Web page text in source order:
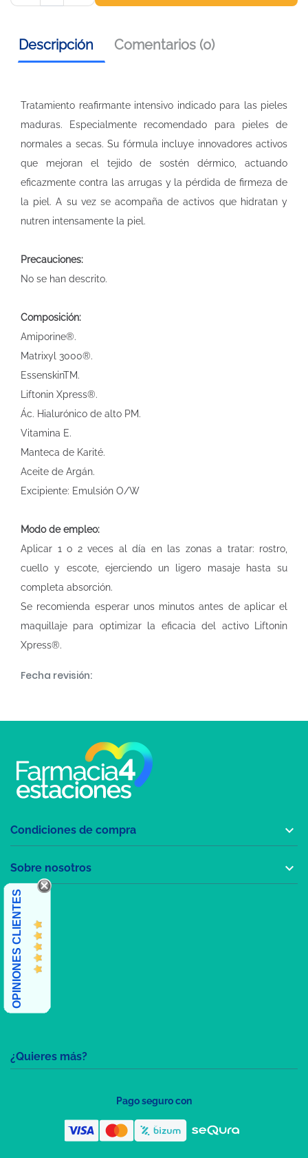
Descripción Comentarios (0)
Tratamiento reafirmante intensivo indicado para las pieles
maduras. Especialmente recomendado para pieles de
normales a secas. Su fórmula incluye innovadores activos
que mejoran el tejido de sostén dérmico, actuando
eficazmente contra las arrugas y la pérdida de firmeza de
la piel. A su vez se acompaña de activos que hidratan y
nutren intensamente la piel.
Precauciones:
No se han descrito.
Composición:
Amiporine®.
Matrixyl 3000®.
EssenskinTM.
Liftonin Xpress®.
Ác. Hialurónico de alto PM.
Vitamina E.
Manteca de Karité.
Aceite de Argán.
Excipiente: Emulsión O/W
Modo de empleo:
Aplicar 1 o 2 veces al día en las zonas a tratar: rostro,
cuello y escote, ejerciendo un ligero masaje hasta su
completa absorción.
Se recomienda esperar unos minutos antes de aplicar el
maquillaje para optimizar la eficacia del activo Liftonin
Xpress®.
Fecha revisión:
¿Quieres más?
Condiciones de compra 
Sobre nosotros 
OPINIONES CLIENTES
Pago seguro con